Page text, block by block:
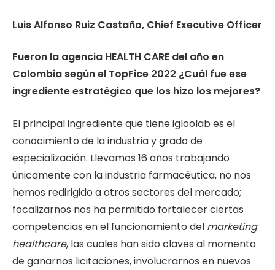
Luis Alfonso Ruiz Castaño, Chief Executive Officer
Fueron la agencia HEALTH CARE del año en
Colombia según el TopFice 2022 ¿Cuál fue ese
ingrediente estratégico que los hizo los mejores?
El principal ingrediente que tiene igloolab es el
conocimiento de la industria y grado de
especialización. Llevamos 16 años trabajando
únicamente con la industria farmacéutica, no nos
hemos redirigido a otros sectores del mercado;
focalizarnos nos ha permitido fortalecer ciertas
competencias en el funcionamiento del marketing
healthcare, las cuales han sido claves al momento
de ganarnos licitaciones, involucrarnos en nuevos